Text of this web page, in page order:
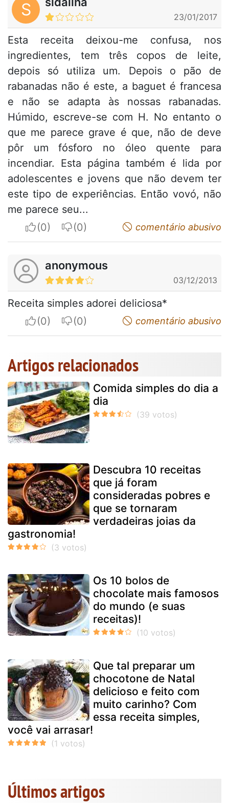
S 23/01/2017
Esta receita deixou-me confusa, nos
ingredientes, tem três copos de leite,
depois só utiliza um. Depois o pão de
rabanadas não é este, a baguet é francesa
e não se adapta às nossas rabanadas.
Húmido, escreve-se com H. No entanto o
que me parece grave é que, não de deve
pôr um fósforo no óleo quente para
incendiar. Esta página também é lida por
adolescentes e jovens que não devem ter
este tipo de experiências. Então vovó, não
me parece seu...
I apreciateI do not appreciatecomentário abusivo
anonymous
03/12/2013
Receita simples adorei deliciosa*
I apreciateI do not appreciatecomentário abusivo
Artigos relacionados
Comida simples do dia a
dia
Descubra 10 receitas
que já foram
consideradas pobres e
que se tornaram
verdadeiras joias da
gastronomia!
Os 10 bolos de
chocolate mais famosos
do mundo (e suas
receitas)!
Que tal preparar um
chocotone de Natal
delicioso e feito com
muito carinho? Com
essa receita simples,
você vai arrasar!
Últimos artigos